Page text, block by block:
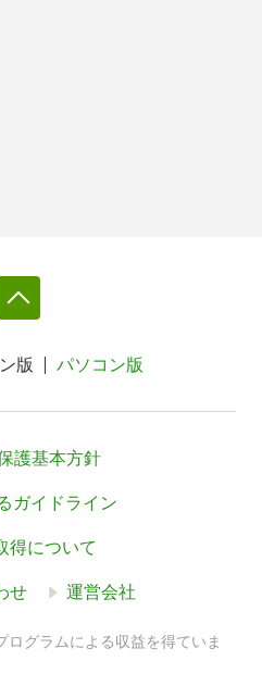
版 パソコン版
護基本方針
ガイドライン
得について
せ 運営会社
グラムによる収益を得ていま